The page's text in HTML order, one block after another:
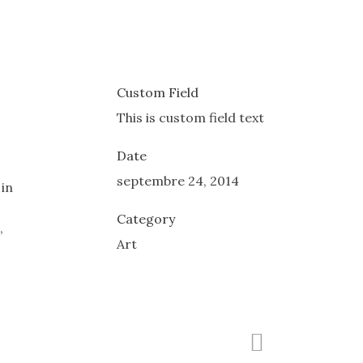
Custom Field
This is custom field text
Date
septembre 24, 2014
Category
Art